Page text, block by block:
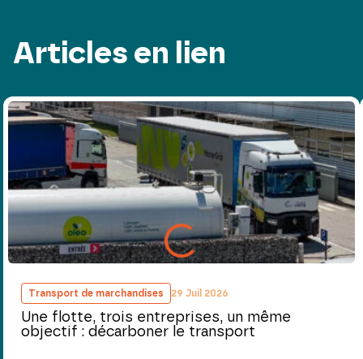
Articles en lien
Transport de marchandises 29 Juil 2026
Une flotte, trois entreprises, un même
objectif : décarboner le transport